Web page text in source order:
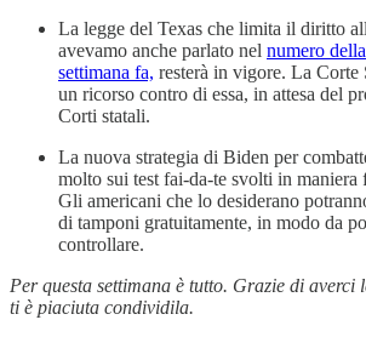
La legge del Texas che limita il diritto
avevamo anche parlato nel numero
settimana fa, resterà in vigore. La Corte
un ricorso contro di essa, in attesa del
Corti statali.
La nuova strategia di Biden per
molto sui test fai-da-te svolti in maniera
Gli americani che lo desiderano
di tamponi gratuitamente, in modo da
controllare.
Per questa settimana è tutto. Grazie di averci
ti è piaciuta condividila.